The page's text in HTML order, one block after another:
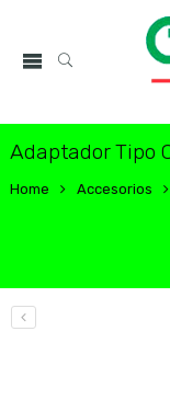
Adaptador Tipo
Home Accesorios